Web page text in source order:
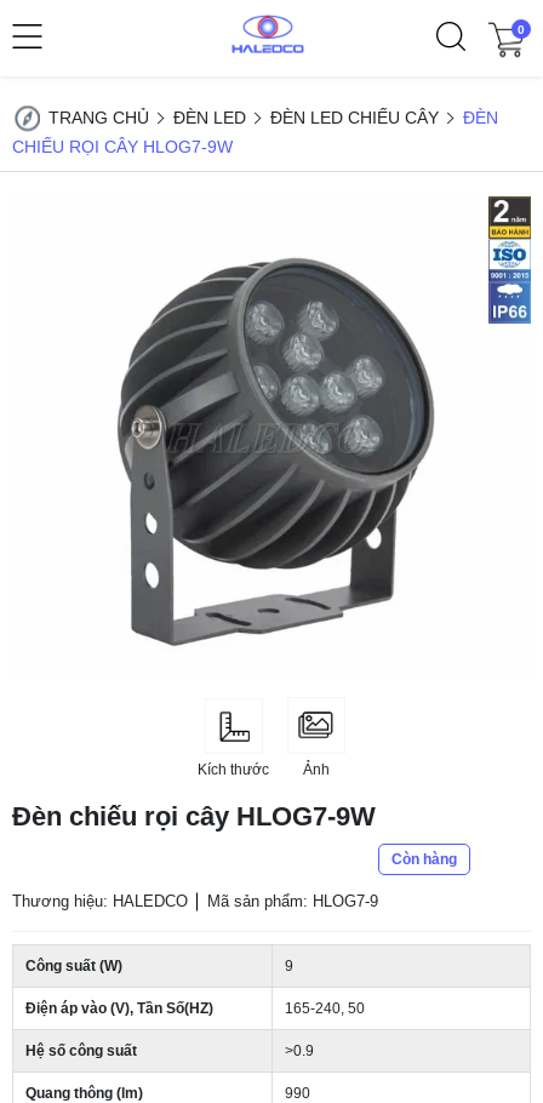
0
TRANG CHỦ ĐÈN LED ĐÈN LED CHIẾU CÂY
ĐÈN
CHIẾU RỌI CÂY HLOG7-9W
Kích thước Ảnh
Đèn chiếu rọi cây HLOG7-9W
Còn hàng
Thương hiệu: HALEDCO Mã sản phẩm: HLOG7-9
Công suất (W) 9
Điện áp vào (V), Tần Số(HZ) 165-240, 50
Hệ số công suất >0.9
Quang thông (lm) 990